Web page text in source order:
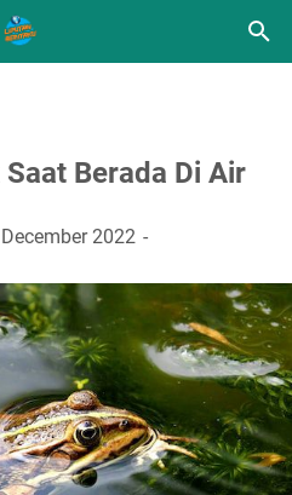
Berada Di Air
2022